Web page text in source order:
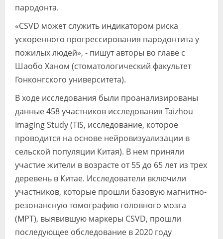
пародонта.
«CSVD может служить индикатором риска
ускоренного прогрессирования пародонтита у
пожилых людей», - пишут авторы во главе с
Шаобо Ханом (стоматологический факультет
Гонконгского университета).
В ходе исследования были проанализированы
данные 458 участников исследования Taizhou
Imaging Study (TIS, исследование, которое
проводится на основе нейровизуализации в
сельской популяции Китая). В нем приняли
участие жители в возрасте от 55 до 65 лет из трех
деревень в Китае. Исследователи включили
участников, которые прошли базовую магнитно-
резонансную томографию головного мозга
(МРТ), выявившую маркеры CSVD, прошли
последующее обследование в 2020 году